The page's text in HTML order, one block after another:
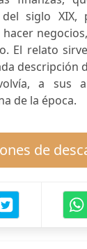
siglo XIX,
El relato
descripción
a sus
de la época.
de